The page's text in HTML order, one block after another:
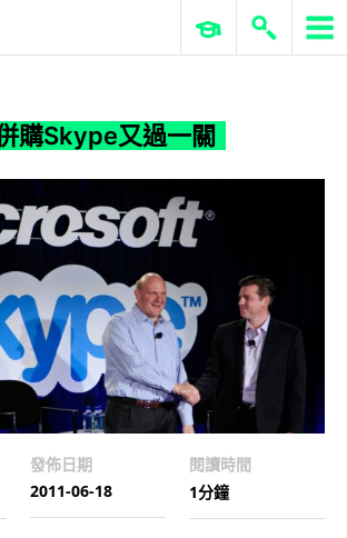
併購Skype又過一關
ERP 與商業 AI
購Skype又過一關
發佈日期
2011-06-18
閱讀時間
1分鐘